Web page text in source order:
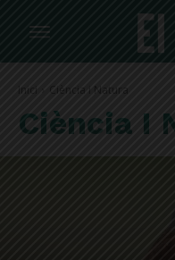
Inici Ciència i Natura
Ciència I